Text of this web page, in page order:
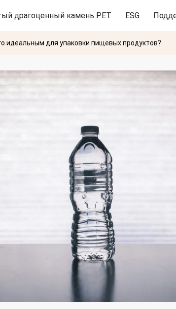
драгоценный камень PET ESG
идеальным для упаковки пищевых продуктов?